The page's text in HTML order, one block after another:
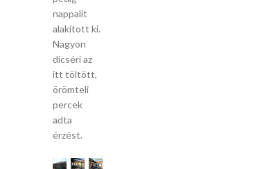
nappalit
alakított ki.
Nagyon
dicséri az
itt töltött,
örömteli
percek
adta
érzést.